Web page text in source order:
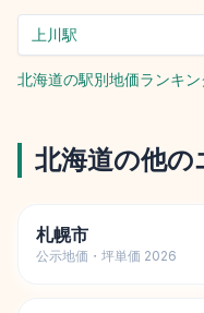
上川駅
北海道の駅別地価ランキ
北海道の他の
札幌市
公示地価・坪単価 2026